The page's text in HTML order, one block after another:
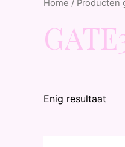
Home / Producten
Enig resultaat